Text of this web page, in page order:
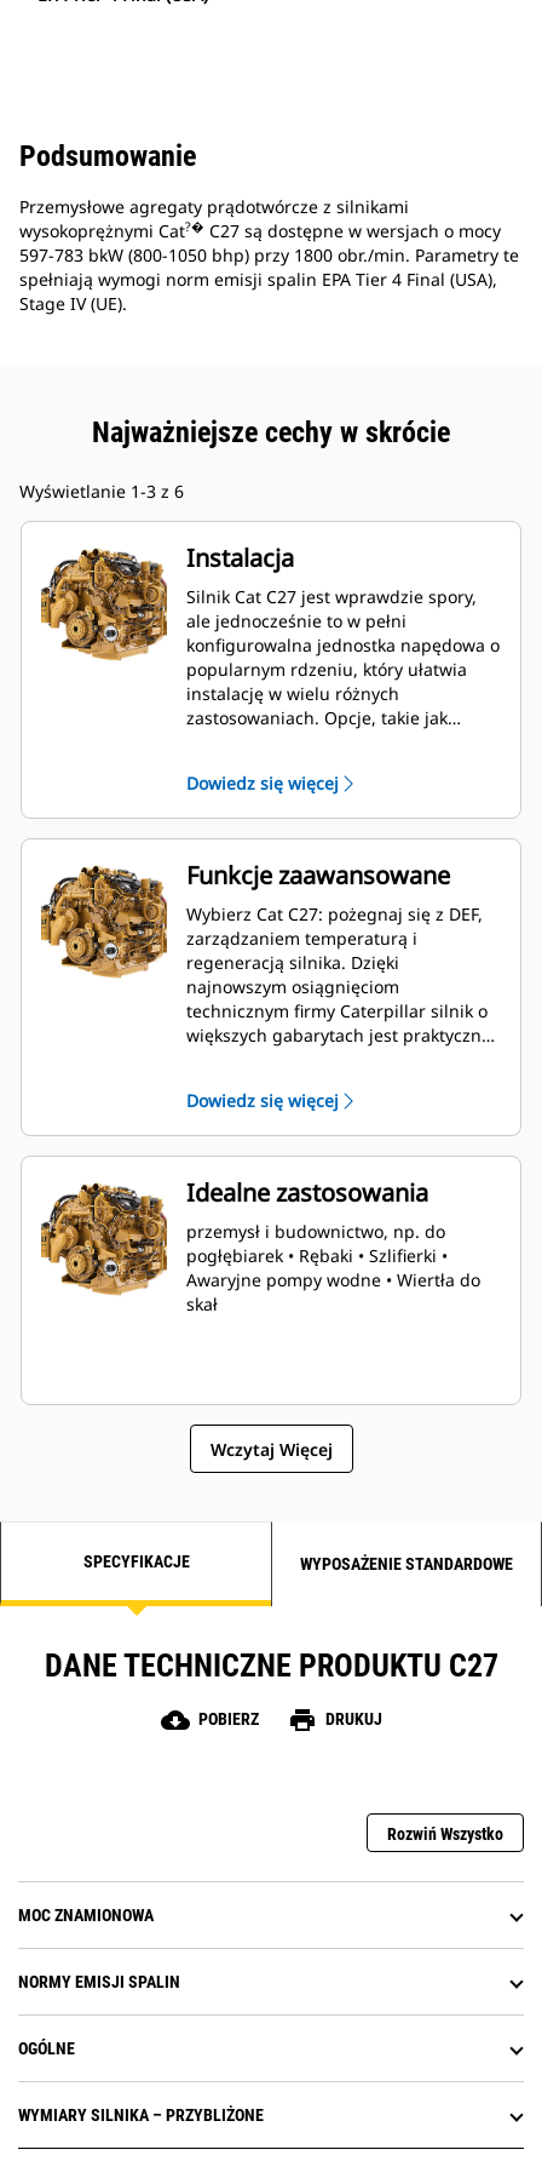
Podsumowanie
Przemysłowe agregaty prądotwórcze z silnikami
wysokoprężnymi Cat?� C27 są dostępne w wersjach o mocy
597-783 bkW (800-1050 bhp) przy 1800 obr./min. Parametry te
spełniają wymogi norm emisji spalin EPA Tier 4 Final (USA),
Stage IV (UE).
Najważniejsze cechy w skrócie
Wyświetlanie 1-3 z 6
Instalacja
Silnik Cat C27 jest wprawdzie spory,
ale jednocześnie to w pełni
konfigurowalna jednostka napędowa o
popularnym rdzeniu, który ułatwia
instalację w wielu różnych
zastosowaniach. Opcje, takie jak
silniku sprawiają, że instalacja tego
silnika jest teraz jeszcze łatwiejsza. Ze
względu na brak DEF C27 zapewnia
teraz jeszcze szersze możliwości
konfiguracji pod maską.
Dowiedz się więcej
Funkcje zaawansowane
Wybierz Cat C27: pożegnaj się z DEF,
zarządzaniem temperaturą i
regeneracją silnika. Dzięki
najnowszym osiągnięciom
technicznym firmy Caterpillar silnik o
większych gabarytach jest praktycznie
Dowiedz się więcej
Idealne zastosowania
przemysł i budownictwo, np. do
pogłębiarek • Rębaki • Szlifierki •
Awaryjne pompy wodne • Wiertła do
skał
Wczytaj Więcej
SPECYFIKACJE WYPOSAŻENIE STANDARDOWE
DANE TECHNICZNE PRODUKTU C27
cloud_download POBIERZ print DRUKUJ
Rozwiń Wszystko
MOC ZNAMIONOWA
NORMY EMISJI SPALIN
OGÓLNE
WYMIARY SILNIKA – PRZYBLIŻONE